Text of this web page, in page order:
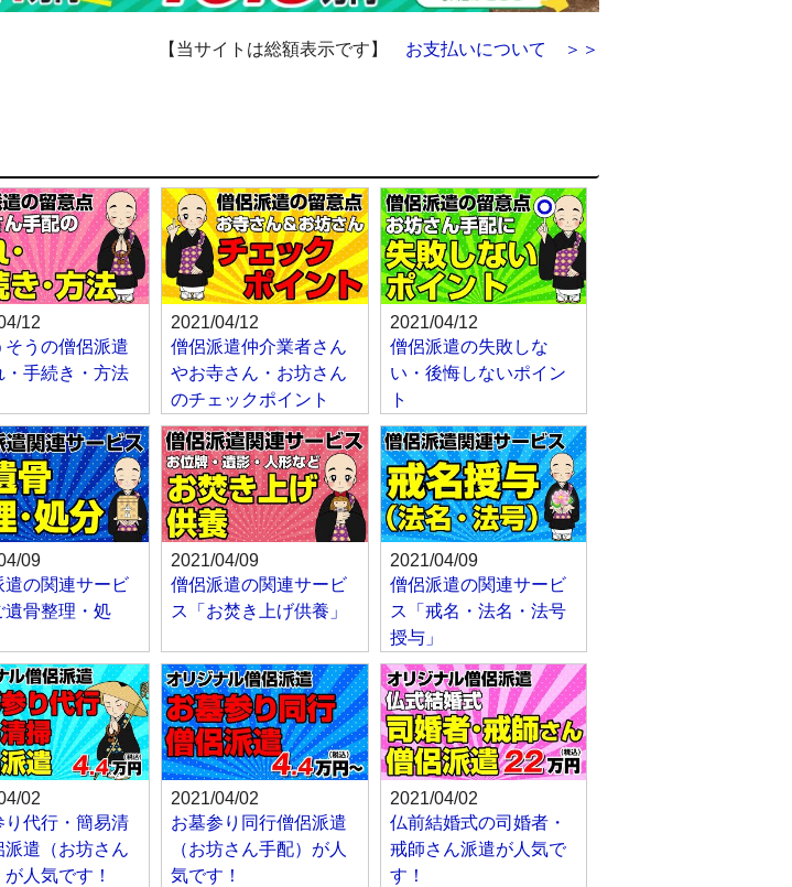
【当サイトは総額表示です】 お支払いについて ＞＞
12
そうの僧侶派遣
・手続き・方法
2021/04/12
僧侶派遣仲介業者さん
やお寺さん・お坊さん
のチェックポイント
2021/04/12
僧侶派遣の失敗しな
い・後悔しないポイン
ト
09
遣の関連サービ
遺骨整理・処
2021/04/09
僧侶派遣の関連サービ
ス「お焚き上げ供養」
2021/04/09
僧侶派遣の関連サービ
ス「戒名・法名・法号
授与」
02
り代行・簡易清
派遣（お坊さん
人気です！
2021/04/02
お墓参り同行僧侶派遣
（お坊さん手配）が人
気です！
2021/04/02
仏前結婚式の司婚者・
戒師さん派遣が人気で
す！